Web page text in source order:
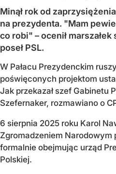
Minął rok od
na prezydenta. "Mam
co robi" – ocenił
poseł PSL.
W Pałacu Prezydenckim
poświęconych projektom
Jak przekazał szef Gabinetu
Szefernaker, rozmawiano o
6 sierpnia 2025 roku Karol
Zgromadzeniem Narodowym
formalnie obejmując urząd
Polskiej.